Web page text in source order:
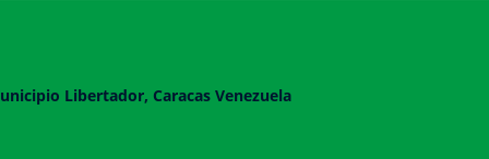
Libertador, Caracas Venezuela